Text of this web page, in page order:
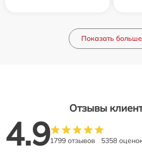
Показать больше
Отзывы
4.91799 отзывов 5358